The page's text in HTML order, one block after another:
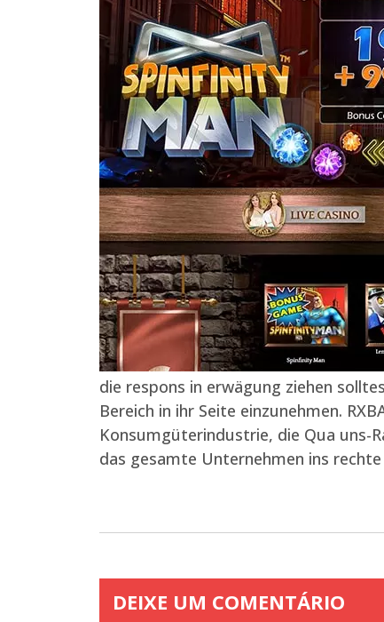
die respons in erwägung ziehen
Bereich in ihr Seite einzunehmen.
Konsumgüterindustrie, die Qua uns-
das gesamte Unternehmen ins
DEIXE UM COMENTÁRIO